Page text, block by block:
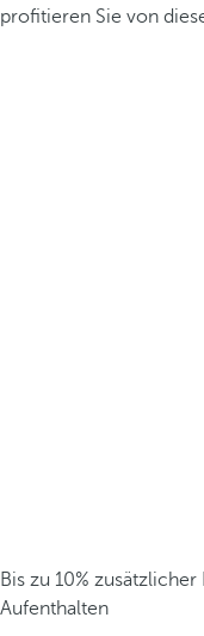
profitieren Sie von
Bis zu 10%
Aufenthalten